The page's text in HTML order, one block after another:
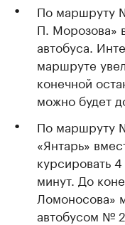
По маршруту
П. Морозова»
автобуса.
маршруте
конечной
можно будет
По маршруту
«Янтарь»
курсировать
минут. До
Ломоносова»
автобусом №